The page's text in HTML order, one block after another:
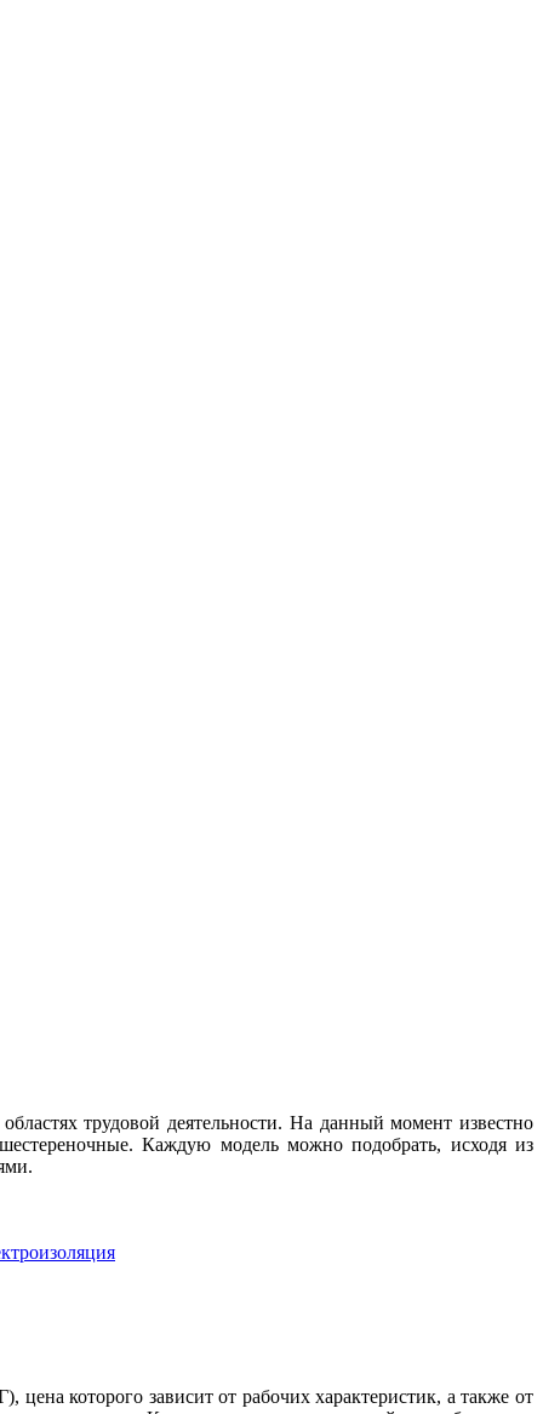
трудовой деятельности. На данный момент известно
Каждую модель можно подобрать, исходя из
которого зависит от рабочих характеристик, а также от